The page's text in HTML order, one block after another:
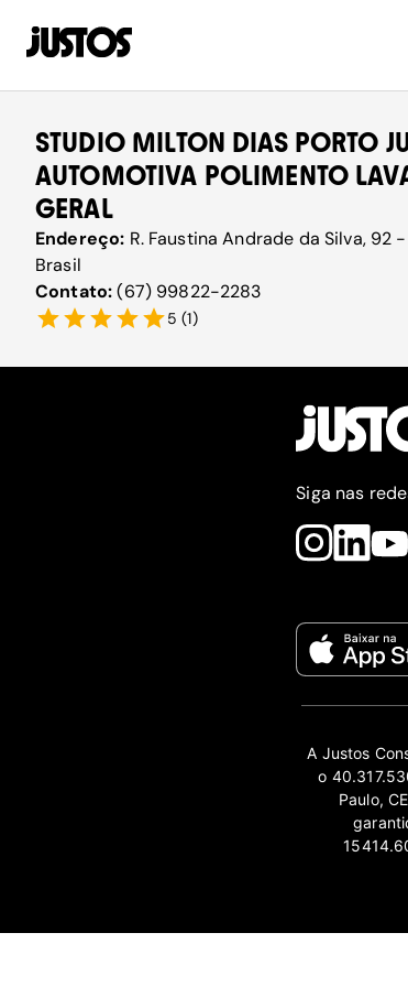
STUDIO MILTON DIAS PORTO
AUTOMOTIVA POLIMENTO
GERAL
Endereço: R. Faustina Andrade da Silva,
Brasil
Contato:(67) 99822-2283
5 (1)
Siga nas
A Justos
o
Paulo,